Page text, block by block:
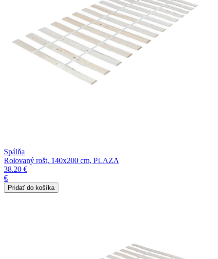
Spálňa
Rolovaný rošt, 140x200 cm, PLAZA
38.20 €
€